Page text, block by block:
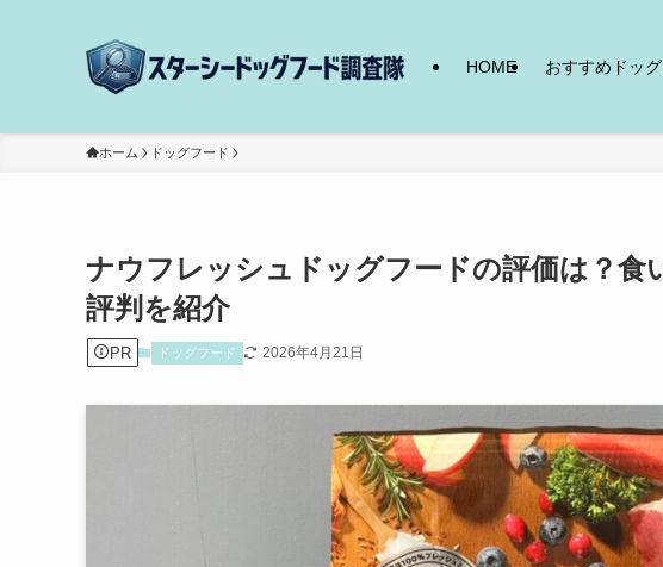
HOME おすすめドッ
ホーム ドッグフード
ナウフレッシュドッグフードの評価は？食
評判を紹介
PR ドッグフード 2026年4月21日